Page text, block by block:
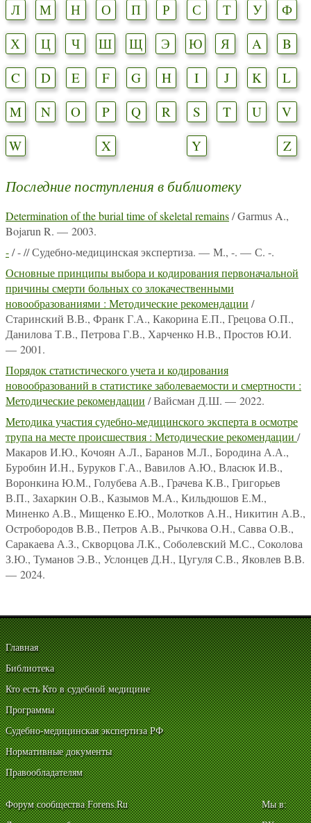
Л
М Н О П Р С Т У
Ф
Х
Ц Ч Ш Щ Э Ю Я A
B
C
D E F G H I J K
L
M
N O P Q R S T U
V
W
X Y Z
Последние поступления в библиотеку
Determination of the burial time of skeletal remains/ Garmus A.,
Bojarun R. — 2003.
-/ - // Судебно-медицинская экспертиза. — М., -. — С. -.
Основные принципы выбора и кодирования первоначальной
причины смерти больных со злокачественными
новообразованиями : Методические рекомендации /
Старинский В.В., Франк Г.А., Какорина Е.П., Грецова О.П.,
Данилова Т.В., Петрова Г.В., Харченко Н.В., Простов Ю.И.
— 2001.
Порядок статистического учета и кодирования
новообразований в статистике заболеваемости и смертности :
Методические рекомендации / Вайсман Д.Ш. — 2022.
Методика участия судебно-медицинского эксперта в осмотре
трупа на месте происшествия : Методические рекомендации /
Макаров И.Ю., Кочоян А.Л., Баранов М.Л., Бородина А.А.,
Буробин И.Н., Буруков Г.А., Вавилов А.Ю., Власюк И.В.,
Воронкина Ю.М., Голубева А.В., Грачева К.В., Григорьев
В.П., Захаркин О.В., Казымов М.А., Кильдюшов Е.М.,
Миненко А.В., Мищенко Е.Ю., Молотков А.Н., Никитин А.В.,
Остробородов В.В., Петров А.В., Рычкова О.Н., Савва О.В.,
Саракаева А.З., Скворцова Л.К., Соболевский М.С., Соколова
З.Ю., Туманов Э.В., Услонцев Д.Н., Цугуля С.В., Яковлев В.В.
— 2024.
Главная
Библиотека
Кто есть Кто в судебной медицине
Программы
Судебно-медицинская экспертиза РФ
Нормативные документы
Правообладателям
Форум сообщества Forens.Ru
Мы в: